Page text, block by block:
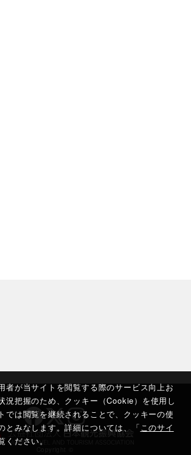
者が当サイトを閲覧する際のサービス向上お
況把握のため、クッキー（Cookie）を使用し
では閲覧を継続されることで、クッキーの使
とみなします。詳細については、「このサイ
ください。